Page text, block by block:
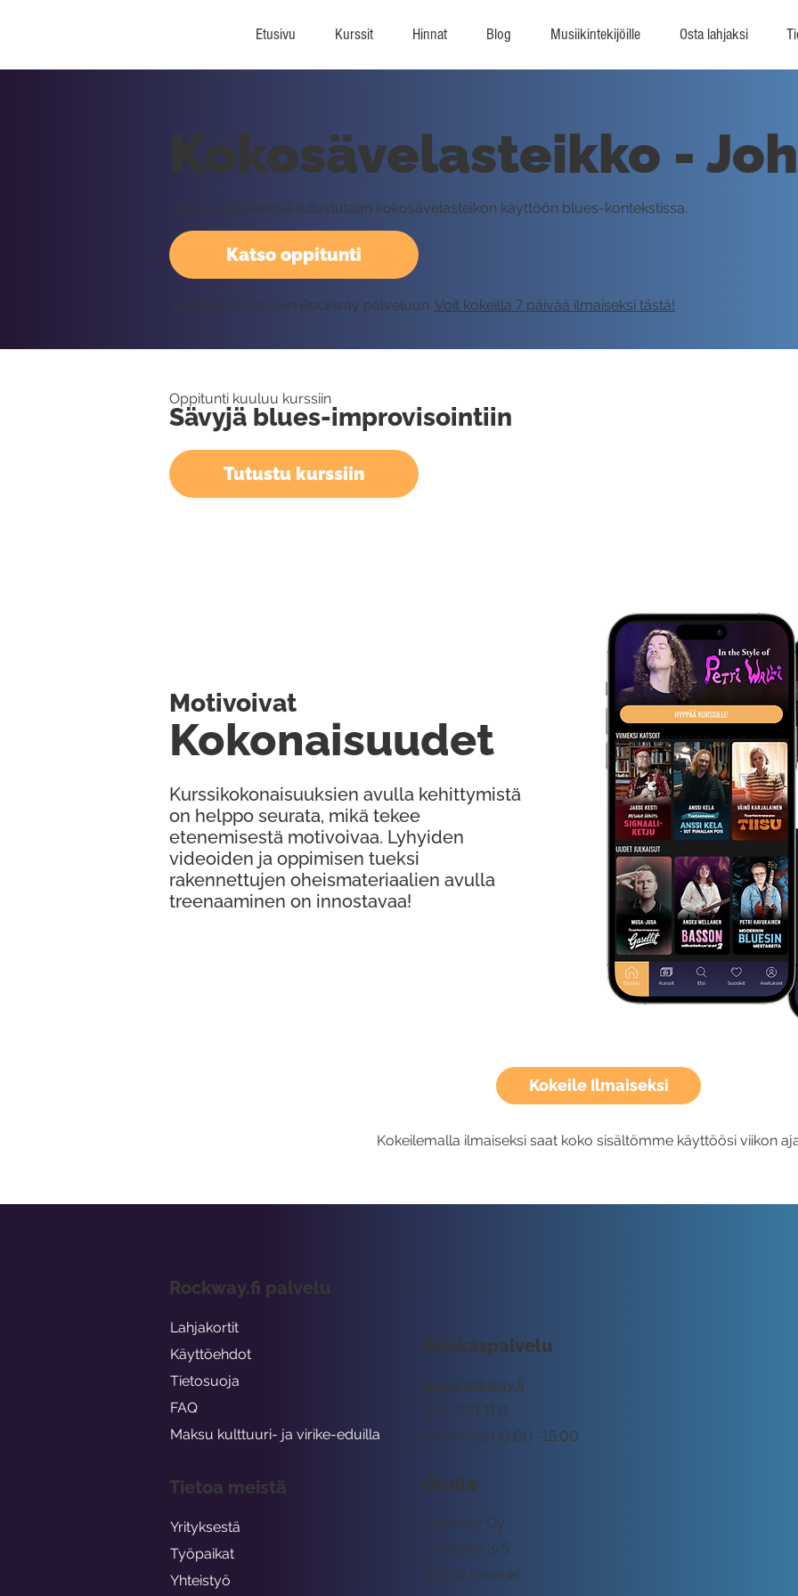
Etusivu Kurssit Hinnat Blog Musiikintekijöille Osta lahjaksi
Kokeile Ilmaiseksi
Kokeilemalla ilmaiseksi saat koko sisältömme käyttöösi viikon
Katso oppitunti
Kokosävelasteikko -
Tässä kappaleessa tutustutaan kokosävelasteikon käyttöön blues-kontekstissa.
Vaatii kirjautumisen Rockway palveluun. Voit kokeilla 7 päivää ilmaiseksi tästä!
Oppitunti kuuluu kurssiin
Sävyjä blues-improvisointiin
Tutustu kurssiin
Kurssikokonaisuuksien avulla kehittymistä
on helppo seurata, mikä tekee
etenemisestä motivoivaa. Lyhyiden
videoiden ja oppimisen tueksi
rakennettujen oheismateriaalien avulla
treenaaminen on innostavaa!
Kokonaisuudet
Motivoivat
Asiakaspalvelu
tuki@rockway.fi
Arkisin klo 09:00 -15:00
045 7731 1111
Osoite
Rockway Oy
Lemuntie 3-5
00510 Helsinki
Rockway.fi palvelu
Lahjakortit
Käyttöehdot
Tietosuoja
FAQ
Maksu kulttuuri- ja virike-eduilla
Tietoa meistä
Yrityksestä
Työpaikat
Yhteistyö